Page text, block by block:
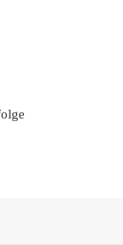
Teddy aus